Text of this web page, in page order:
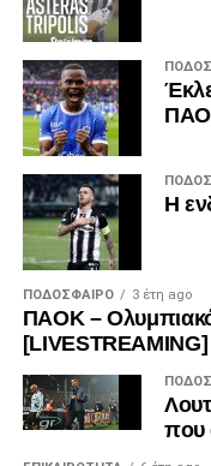
Η
ΠΟΔΌΣΦΑΙΡΟ 3 έτη ago
ΠΑΟΚ –
[LIVESTREAMING]
που